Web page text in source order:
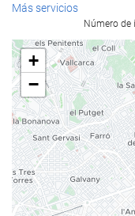
Calefacción
Adaptado para
Habitaciones No
Hotel no fumadores
Habitaciones
Bienestar
Pool bar
Más servicios
Número de
+
−